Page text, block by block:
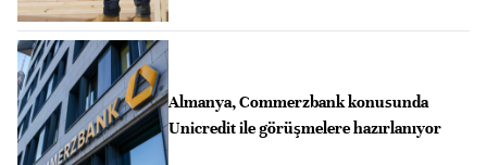
Almanya, Commerzbank konusunda
Unicredit ile görüşmelere hazırlanıyor